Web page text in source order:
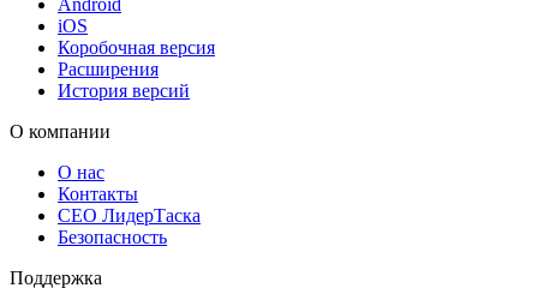
iOS
Коробочная версия
Расширения
История версий
О компании
О нас
Контакты
CEO ЛидерТаска
Безопасность
Поддержка